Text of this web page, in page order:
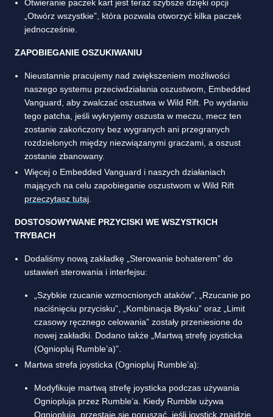
Otwieranie paczek kart jest teraz szybsze dzięki opcji
„Otwórz wszystkie”, która pozwala otworzyć kilka paczek
jednocześnie.
ZAPOBIEGANIE OSZUKIWANIU
Nieustannie pracujemy nad zwiększeniem możliwości
naszego systemu przeciwdziałania oszustwom, Embedded
Vanguard, aby zwalczać oszustwa w Wild Rift. Po wydaniu
tego patcha, jeśli wykryjemy oszusta w meczu, mecz ten
zostanie zakończony bez wygranych ani przegranych
rozdzielonych między niezwiązanymi graczami, a oszust
zostanie zbanowany.
Więcej o Embedded Vanguard i naszych działaniach
mających na celu zapobieganie oszustwom w Wild Rift
przeczytasz tutaj
DOSTOSOWYWANE PRZYCISKI WE WSZYSTKICH
TRYBACH
Dodaliśmy nową zakładkę „Sterowanie bohaterem” do
ustawień sterowania i interfejsu:
„Szybkie rzucanie wzmocnionych ataków”, „Rzucanie po
naciśnięciu przycisku”, „Kombinacja Błysku” oraz „Limit
czasowy ręcznego celowania” zostały przeniesione do
nowej zakładki. Dodano także „Martwą strefę joysticka
(Ogniopluj Rumble’a)”.
Martwa strefa joysticka (Ogniopluj Rumble’a):
Modyfikuje martwą strefę joysticka podczas używania
Ogniopluja przez Rumble’a. Kiedy Rumble używa
Ogniopluja, przestaje się poruszać, jeśli joystick znajdzie